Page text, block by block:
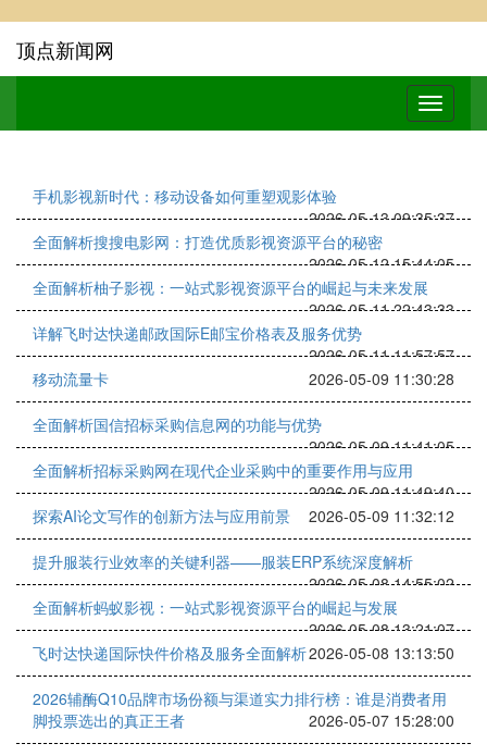
顶点新闻网
手机影视新时代：移动设备如何重塑观影体验
2026-05-13 09:35:37
全面解析搜搜电影网：打造优质影视资源平台的秘密
2026-05-12 15:44:05
全面解析柚子影视：一站式影视资源平台的崛起与未来发展
2026-05-11 22:43:33
详解飞时达快递邮政国际E邮宝价格表及服务优势
2026-05-11 11:57:57
移动流量卡
2026-05-09 11:30:28
全面解析国信招标采购信息网的功能与优势
2026-05-09 11:41:05
全面解析招标采购网在现代企业采购中的重要作用与应用
2026-05-09 11:49:40
探索AI论文写作的创新方法与应用前景
2026-05-09 11:32:12
提升服装行业效率的关键利器——服装ERP系统深度解析
2026-05-08 14:55:02
全面解析蚂蚁影视：一站式影视资源平台的崛起与发展
2026-05-08 13:21:07
飞时达快递国际快件价格及服务全面解析2026-05-08 13:13:50
2026辅酶Q10品牌市场份额与渠道实力排行榜：谁是消费者用
脚投票选出的真正王者
2026-05-07 15:28:00